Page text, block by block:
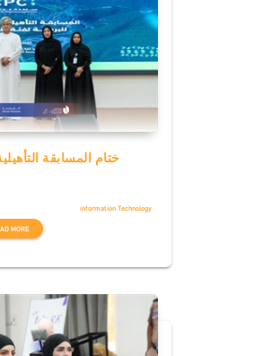
ختام المسابقة
information Technology
MORE